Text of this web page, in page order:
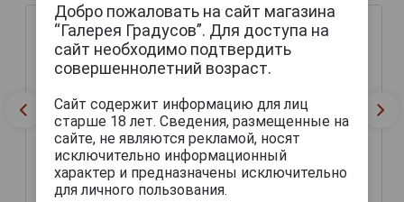
Сигариллы Aristocrat
Добро пожаловать на сайт магазина
“Галерея Градусов”. Для доступа на
сайт необходимо подтвердить
совершеннолетний возраст.
Сайт содержит информацию для лиц
старше 18 лет. Сведения, размещенные на
сайте, не являются рекламой, носят
исключительно информационный
характер и предназначены исключительно
для личного пользования.